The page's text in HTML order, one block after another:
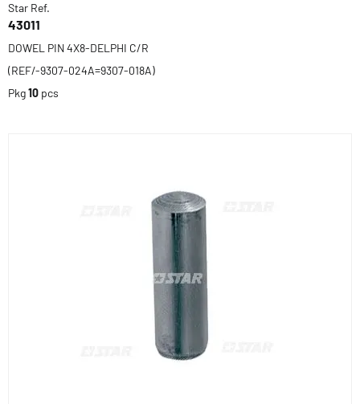
Star Ref.
43011
DOWEL PIN 4X8-DELPHI C/R
(REF/-9307-024A=9307-018A)
Pkg10 pcs